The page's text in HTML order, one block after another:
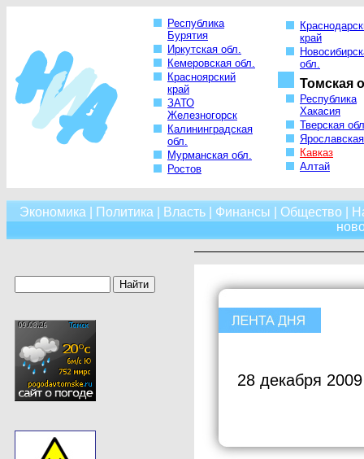
Республика
Бурятия
Иркутская обл.
Кемеровская обл.
Красноярский
край
ЗАТО
Железногорск
Калининградская
обл.
Мурманская обл.
Ростов
край
обл.
Томская
Республика
Хакасия
Тверская
Кавказ
Алтай
Экономика Политика Власть| Финансы Общество
28 декабря